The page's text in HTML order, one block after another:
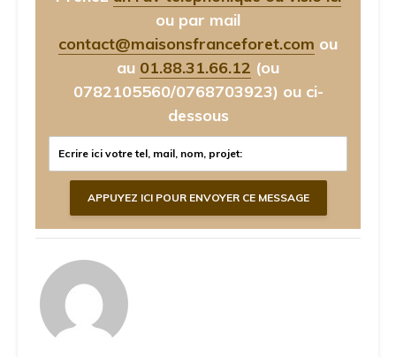
ou par mail
contact@maisonsfranceforet.com ou
au 01.88.31.66.12 (ou
0782105560/0768703923) ou ci-
dessous